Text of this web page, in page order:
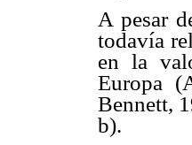
A pesar
todavía
en la
Europa
Bennett,
b).